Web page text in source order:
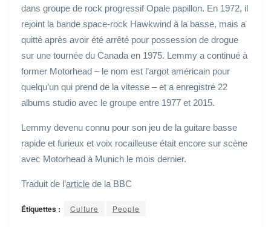
dans groupe de rock progressif Opale papillon. En 1972, il
rejoint la bande space-rock Hawkwind à la basse, mais a
quitté après avoir été arrêté pour possession de drogue
sur une tournée du Canada en 1975. Lemmy a continué à
former Motorhead – le nom est l’argot américain pour
quelqu’un qui prend de la vitesse – et a enregistré 22
albums studio avec le groupe entre 1977 et 2015.
Lemmy devenu connu pour son jeu de la guitare basse
rapide et furieux et voix rocailleuse était encore sur scène
avec Motorhead à Munich le mois dernier.
Traduit de l’article de la BBC
Étiquettes : Culture People